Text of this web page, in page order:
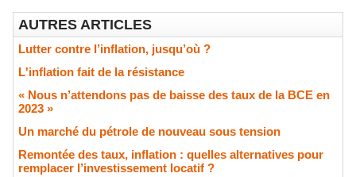
AUTRES ARTICLES
Lutter contre l’inflation, jusqu’où ?
L'inflation fait de la résistance
« Nous n’attendons pas de baisse des taux de la BCE en
2023 »
​Un marché du pétrole de nouveau sous tension
Remontée des taux, inflation : quelles alternatives pour
remplacer l’investissement locatif ?